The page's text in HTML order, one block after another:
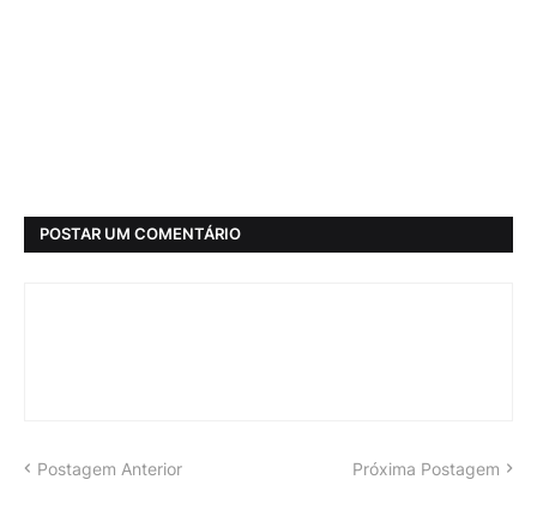
POSTAR UM COMENTÁRIO
Postagem Anterior Próxima Postagem